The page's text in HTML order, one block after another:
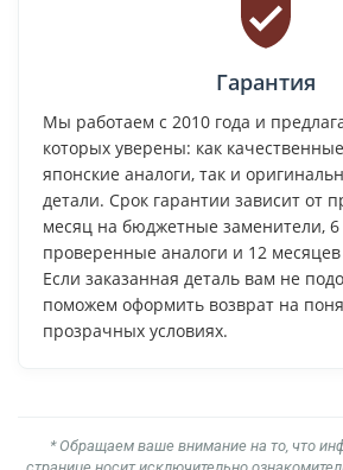
Гарантия
Мы работаем с 2010 года и
которых уверены: как
японские аналоги, так и
детали. Срок гарантии зависит от
месяц на бюджетные заменители,
проверенные аналоги и 12
Если заказанная деталь вам не
поможем оформить возврат на
прозрачных условиях.
* Обращаем ваше внимание на то, что